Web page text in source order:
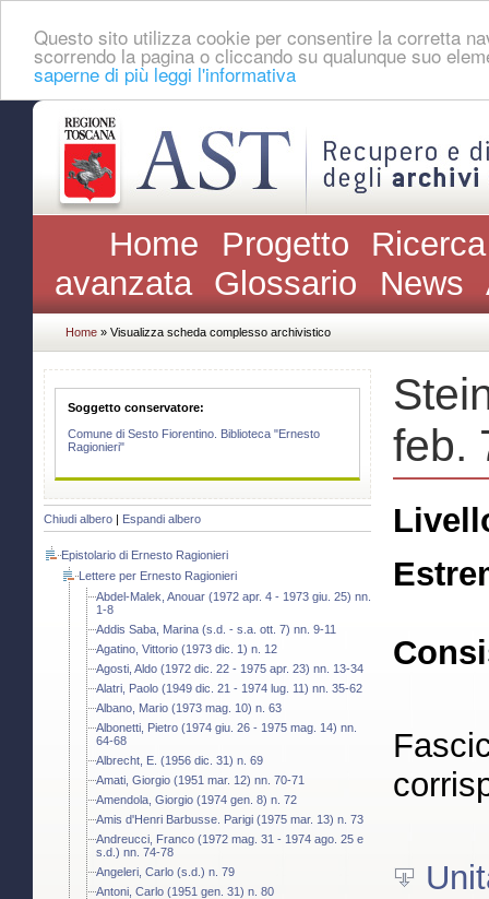
Questo sito utilizza cookie per consentire la corretta
scorrendo la pagina o cliccando su qualunque suo
saperne di più leggi l'informativa
Home Progetto
avanzata Glossario News
Home » Visualizza scheda complesso archivistico
Soggetto conservatore:
Comune di Sesto Fiorentino. Biblioteca "Ernesto
Ragionieri"
Chiudi albero | Espandi albero
Epistolario di Ernesto Ragionieri
Lettere per Ernesto Ragionieri
Abdel-Malek, Anouar (1972 apr. 4 - 1973 giu. 25) nn.
1-8
Addis Saba, Marina (s.d. - s.a. ott. 7) nn. 9-11
Agatino, Vittorio (1973 dic. 1) n. 12
Agosti, Aldo (1972 dic. 22 - 1975 apr. 23) nn. 13-34
Alatri, Paolo (1949 dic. 21 - 1974 lug. 11) nn. 35-62
Albano, Mario (1973 mag. 10) n. 63
Albonetti, Pietro (1974 giu. 26 - 1975 mag. 14) nn.
64-68
Albrecht, E. (1956 dic. 31) n. 69
Amati, Giorgio (1951 mar. 12) nn. 70-71
Amendola, Giorgio (1974 gen. 8) n. 72
Amis d'Henri Barbusse. Parigi (1975 mar. 13) n. 73
Andreucci, Franco (1972 mag. 31 - 1974 ago. 25 e
s.d.) nn. 74-78
Angeleri, Carlo (s.d.) n. 79
Antoni, Carlo (1951 gen. 31) n. 80
feb.